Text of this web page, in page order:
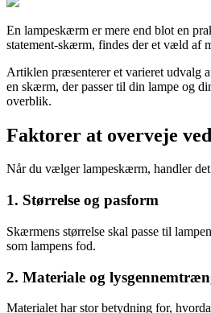
En lampeskærm er mere end blot en
statement-skærm, findes der et væld af
Artiklen præsenterer et varieret udvalg
en skærm, der passer til din lampe og
overblik.
Faktorer at overveje
Når du vælger lampeskærm, handler
1. Størrelse og pasform
Skærmens størrelse skal passe til
som lampens fod.
2. Materiale og
Materialet har stor betydning for,